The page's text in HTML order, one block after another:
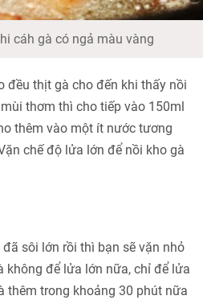
cáh gà có ngả màu vàng
đều thịt gà cho đến khi thấy nồi
thơm thì cho tiếp vào 150ml
thêm vào một ít nước tương
chế độ lửa lớn để nồi kho gà
sôi lớn rồi thì bạn sẽ vặn nhỏ
không để lửa lớn nữa, chỉ để lửa
thêm trong khoảng 30 phút nữa